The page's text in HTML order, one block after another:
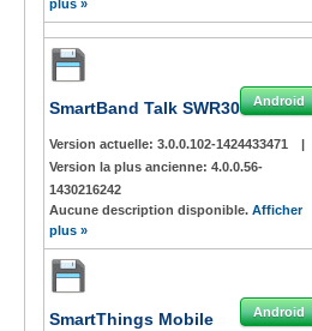
plus »
SmartBand Talk SWR30 Android
Version actuelle: 3.0.0.102-1424433471
|
Version la plus ancienne: 4.0.0.56-
1430216242
Aucune description disponible. Afficher
plus »
SmartThings Mobile Android